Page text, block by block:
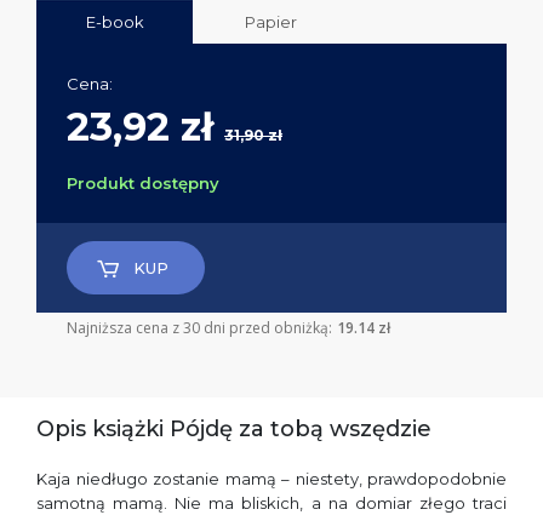
E-book Papier
Cena:
23,92 zł 31,90 zł
Produkt dostępny
KUP
Najniższa cena z 30 dni przed obniżką: 19.14 zł
Opis książki Pójdę za tobą wszędzie
Kaja niedługo zostanie mamą – niestety, prawdopodobnie
samotną mamą. Nie ma bliskich, a na domiar złego traci